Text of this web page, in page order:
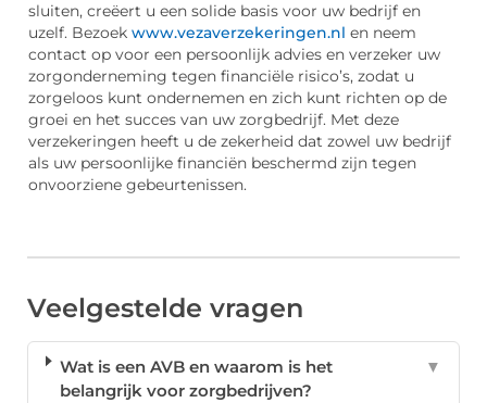
sluiten, creëert u een solide basis voor uw bedrijf en
uzelf. Bezoek www.vezaverzekeringen.nl en neem
contact op voor een persoonlijk advies en verzeker uw
zorgonderneming tegen financiële risico’s, zodat u
zorgeloos kunt ondernemen en zich kunt richten op de
groei en het succes van uw zorgbedrijf. Met deze
verzekeringen heeft u de zekerheid dat zowel uw bedrijf
als uw persoonlijke financiën beschermd zijn tegen
onvoorziene gebeurtenissen.
Veelgestelde vragen
Wat is een AVB en waarom is het
belangrijk voor zorgbedrijven?
▼